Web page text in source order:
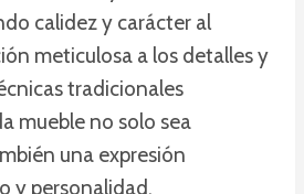
calidez y carácter al
meticulosa a los detalles y
tradicionales
mueble no solo sea
una expresión
y personalidad,